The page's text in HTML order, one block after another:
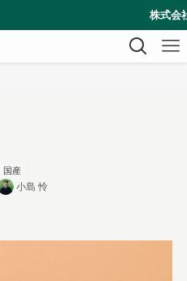
株式会社Agritureの会
国産
小島 怜